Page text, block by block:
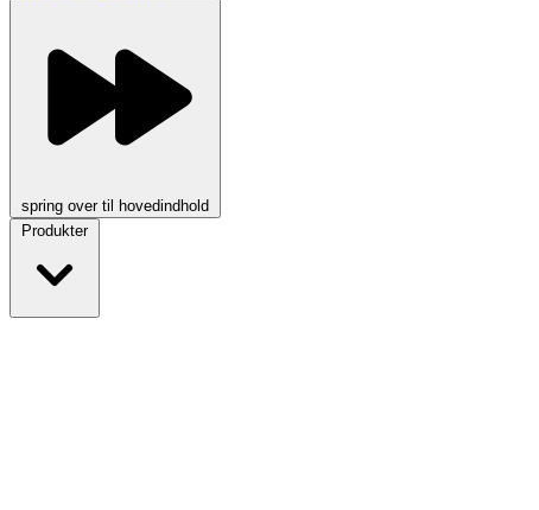
spring over til hovedindhold
Produkter